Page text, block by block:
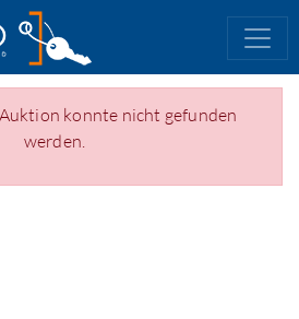
konnte nicht gefunden
werden.